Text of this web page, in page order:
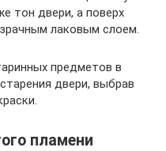
тон двери, а поверх
лаковым слоем.
предметов в
двери, выбрав
пламени